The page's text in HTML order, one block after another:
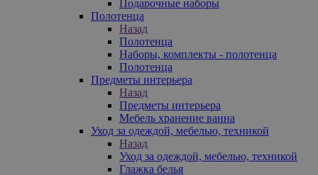
Подарочные наборы
Полотенца
Назад
Полотенца
Наборы, комплекты - полотенца
Полотенца
Предметы интерьера
Назад
Предметы интерьера
Мебель хранение ванна
Уход за одеждой, мебелью, техникой
Назад
Уход за одеждой, мебелью, техникой
Глажка белья